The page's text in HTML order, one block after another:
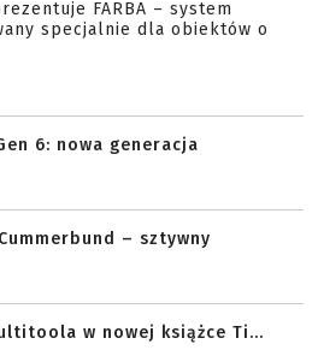
FARBA – system
specjalnie dla obiektów o
6: nowa generacja
– sztywny
w nowej książce Ti...